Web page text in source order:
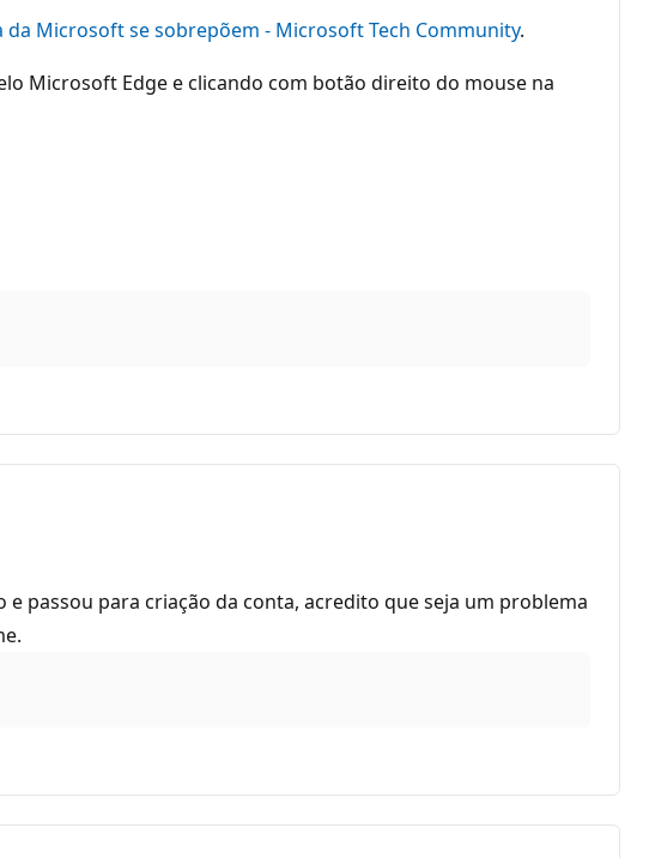
da Microsoft se sobrepõem - Microsoft Tech Community.
Microsoft Edge e clicando com botão direito do mouse na
passou para criação da conta, acredito que seja um problema